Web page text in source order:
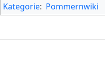
Kategorie: Pommernwiki